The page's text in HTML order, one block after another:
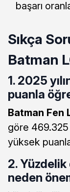
başarı
Sıkça
Batman
1. 2025
puanla
Batman Fen
göre 469.325
yüksek
2.
neden